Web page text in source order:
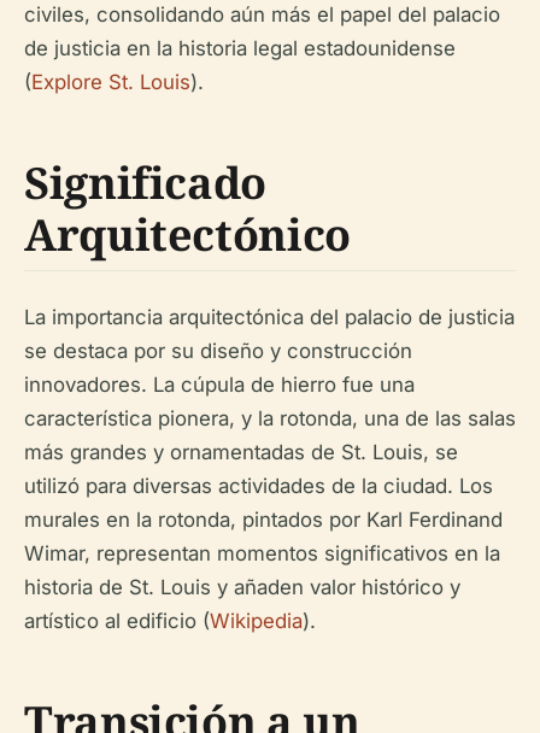
civiles, consolidando aún más el papel del palacio
de justicia en la historia legal estadounidense
(Explore St. Louis).
Significado
Arquitectónico
La importancia arquitectónica del palacio de justicia
se destaca por su diseño y construcción
innovadores. La cúpula de hierro fue una
característica pionera, y la rotonda, una de las salas
más grandes y ornamentadas de St. Louis, se
utilizó para diversas actividades de la ciudad. Los
murales en la rotonda, pintados por Karl Ferdinand
Wimar, representan momentos significativos en la
historia de St. Louis y añaden valor histórico y
artístico al edificio (Wikipedia).
Transición a un